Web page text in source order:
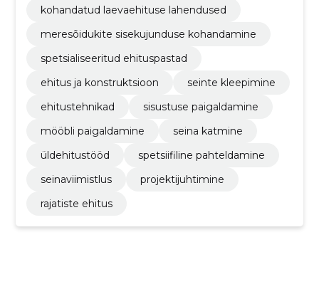
kohandatud laevaehituse lahendused
meresõidukite sisekujunduse kohandamine
spetsialiseeritud ehituspastad
ehitus ja konstruktsioon
seinte kleepimine
ehitustehnikad
sisustuse paigaldamine
mööbli paigaldamine
seina katmine
üldehitustööd
spetsiifiline pahteldamine
seinaviimistlus
projektijuhtimine
rajatiste ehitus